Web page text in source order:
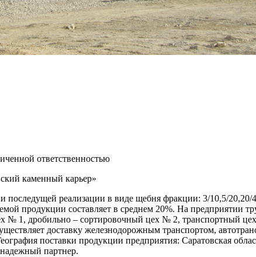
ответственностью
каменный карьер»
реализации в виде щебня фракции: 3/10,5/
продукции составляет в среднем 20%. На предприятии
№ 1, дробильно – сортировочный цех № 2, транспортный
доставку железнодорожным транспортом,
поставки продукции предприятия: Саратовская
партнер.